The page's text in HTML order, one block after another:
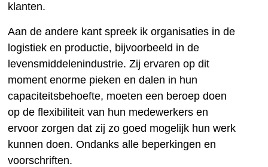
klanten.
Aan de andere kant spreek ik organisaties in de
logistiek en productie, bijvoorbeeld in de
levensmiddelenindustrie. Zij ervaren op dit
moment enorme pieken en dalen in hun
capaciteitsbehoefte, moeten een beroep doen
op de flexibiliteit van hun medewerkers en
ervoor zorgen dat zij zo goed mogelijk hun werk
kunnen doen. Ondanks alle beperkingen en
voorschriften.